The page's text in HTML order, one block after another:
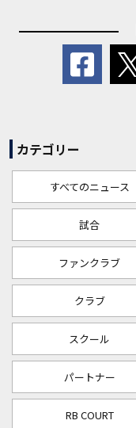
カテゴリー
すべてのニュース
試合
ファンクラブ
クラブ
スクール
パートナー
RB COURT